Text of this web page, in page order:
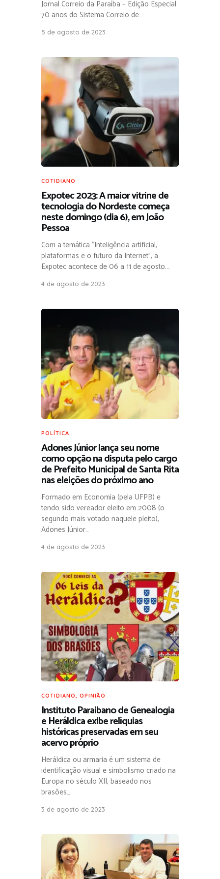
Jornal Correio da Paraíba – Edição Especial
70 anos do Sistema Correio de…
5 de agosto de 2023
COTIDIANO
Expotec 2023: A maior vitrine de
tecnologia do Nordeste começa
neste domingo (dia 6), em João
Pessoa
Com a temática “Inteligência artificial,
plataformas e o futuro da Internet”, a
Expotec acontece de 06 a 11 de agosto.…
4 de agosto de 2023
POLÍTICA
Adones Júnior lança seu nome
como opção na disputa pelo cargo
de Prefeito Municipal de Santa Rita
nas eleições do próximo ano
Formado em Economia (pela UFPB) e
tendo sido vereador eleito em 2008 (o
segundo mais votado naquele pleito),
Adones Júnior…
4 de agosto de 2023
COTIDIANO, OPINIÃO
Instituto Paraibano de Genealogia
e Heráldica exibe relíquias
históricas preservadas em seu
acervo próprio
Heráldica ou armaria é um sistema de
identificação visual e simbolismo criado na
Europa no século XII, baseado nos
brasões…
3 de agosto de 2023